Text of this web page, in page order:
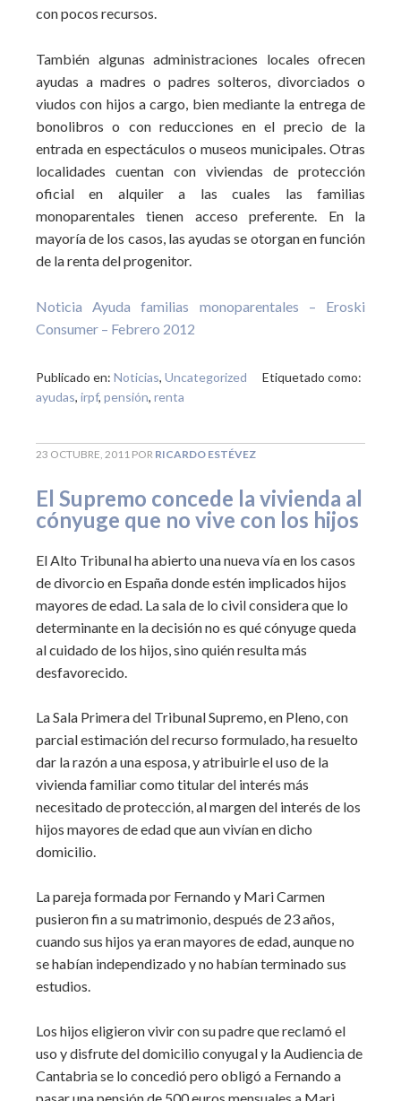
con pocos recursos.
También algunas administraciones locales ofrecen
ayudas a madres o padres solteros, divorciados o
viudos con hijos a cargo, bien mediante la entrega de
bonolibros o con reducciones en el precio de la
entrada en espectáculos o museos municipales. Otras
localidades cuentan con viviendas de protección
oficial en alquiler a las cuales las familias
monoparentales tienen acceso preferente. En la
mayoría de los casos, las ayudas se otorgan en función
de la renta del progenitor.
Noticia Ayuda familias monoparentales – Eroski
Consumer – Febrero 2012
Publicado en: Noticias, Uncategorized
Etiquetado como:
ayudas, irpf, pensión, renta
23 OCTUBRE, 2011 POR RICARDO ESTÉVEZ
El Supremo concede la vivienda al
cónyuge que no vive con los hijos
El Alto Tribunal ha abierto una nueva vía en los casos
de divorcio en España donde estén implicados hijos
mayores de edad. La sala de lo civil considera que lo
determinante en la decisión no es qué cónyuge queda
al cuidado de los hijos, sino quién resulta más
desfavorecido.
La Sala Primera del Tribunal Supremo, en Pleno, con
parcial estimación del recurso formulado, ha resuelto
dar la razón a una esposa, y atribuirle el uso de la
vivienda familiar como titular del interés más
necesitado de protección, al margen del interés de los
hijos mayores de edad que aun vivían en dicho
domicilio.
La pareja formada por Fernando y Mari Carmen
pusieron fin a su matrimonio, después de 23 años,
cuando sus hijos ya eran mayores de edad, aunque no
se habían independizado y no habían terminado sus
estudios.
Los hijos eligieron vivir con su padre que reclamó el
uso y disfrute del domicilio conyugal y la Audiencia de
Cantabria se lo concedió pero obligó a Fernando a